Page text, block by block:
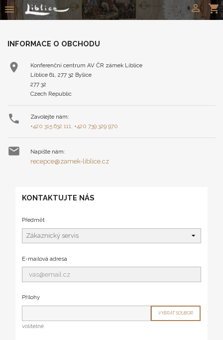
 shopping_cart

INFORMACE O OBCHODU

Konferenční centrum AV ČR zámek Liblice
Liblice 61, 277 32 Byšice
277 32
Czech Republic

Zavolejte nám:
+420 315 632 111, +420 739 329 970
 Napište nám:
recepce@zamek-liblice.cz
KONTAKTUJTE NÁS
Předmět
E-mailová adresa
Přílohy
VYBRAT SOUBOR
volitelné